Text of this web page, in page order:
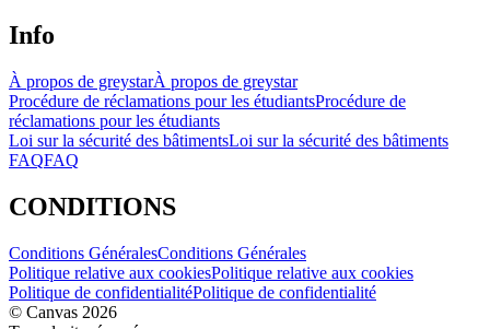
Info
À propos de greystarÀ propos de greystar
Procédure de réclamations pour les étudiantsProcédure de
réclamations pour les étudiants
Loi sur la sécurité des bâtimentsLoi sur la sécurité des bâtiments
FAQFAQ
CONDITIONS
Conditions GénéralesConditions Générales
Politique relative aux cookiesPolitique relative aux cookies
Politique de confidentialitéPolitique de confidentialité
© Canvas 2026